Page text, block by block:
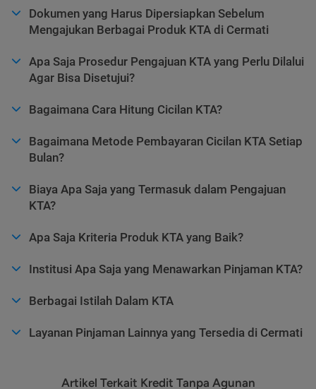
Dokumen yang Harus Dipersiapkan Sebelum
Mengajukan Berbagai Produk KTA di Cermati
Apa Saja Prosedur Pengajuan KTA yang Perlu Dilalui
Agar Bisa Disetujui?
Bagaimana Cara Hitung Cicilan KTA?
Bagaimana Metode Pembayaran Cicilan KTA Setiap
Bulan?
Biaya Apa Saja yang Termasuk dalam Pengajuan
KTA?
Apa Saja Kriteria Produk KTA yang Baik?
Institusi Apa Saja yang Menawarkan Pinjaman KTA?
Berbagai Istilah Dalam KTA
Layanan Pinjaman Lainnya yang Tersedia di Cermati
Artikel Terkait Kredit Tanpa Agunan